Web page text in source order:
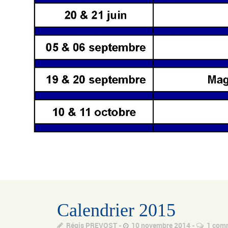
Calendrier 2015
Régis PREVOST 10 novembre 2014 1